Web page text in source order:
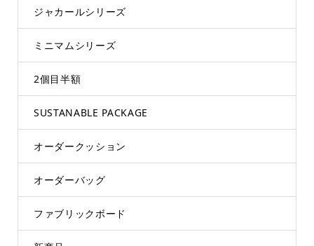
ジャカールシリーズ
ミニマムシリーズ
2個目半額
SUSTANABLE PACKAGE
オーダークッション
オーダーバッグ
ファブリックボード